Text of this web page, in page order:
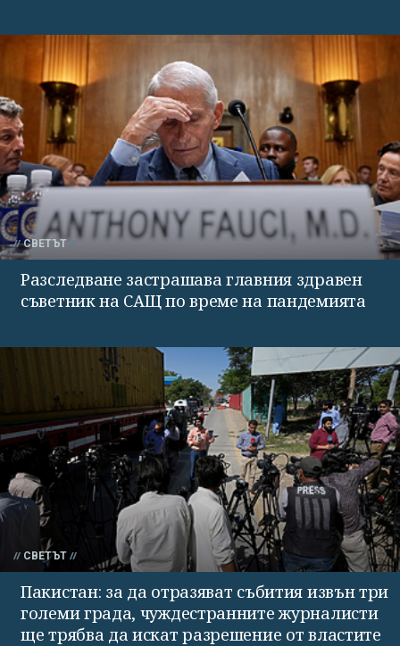
СВЕТЪТ
Разследване застрашава главния здравен
съветник на САЩ по време на пандемията
СВЕТЪТ
Пакистан: за да отразяват събития извън три
големи града, чуждестранните журналисти
ще трябва да искат разрешение от властите